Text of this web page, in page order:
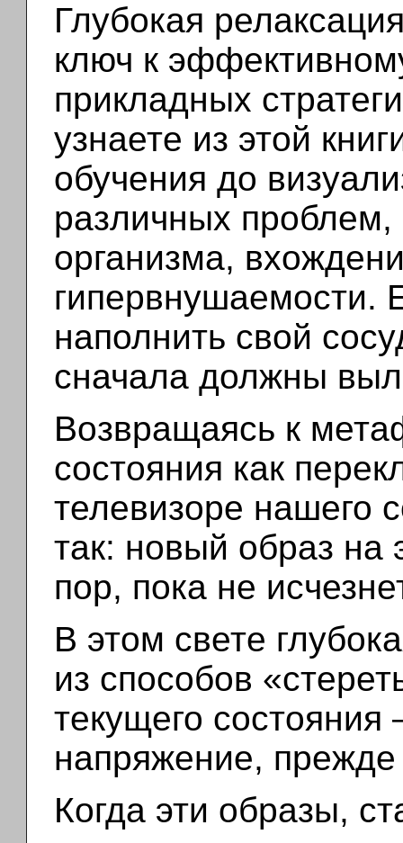
Глубокая
ключ к
прикладных
узнаете из этой
обучения до
различных
организма,
наполнить свой
сначала должны
Возвращаясь к
состояния как
телевизоре нашего
так: новый образ на
пор, пока не
В этом свете
из способов
текущего
напряжение,
Когда эти образы,